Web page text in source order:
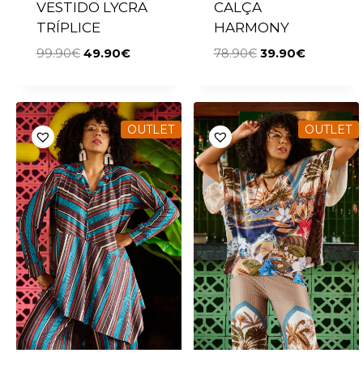
VESTIDO LYCRA
TRÍPLICE
99.90€ 49.90€
CALÇA
HARMONY
78.90€ 39.90€
OUTLET OUTLET